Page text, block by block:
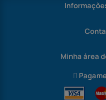
Minha área